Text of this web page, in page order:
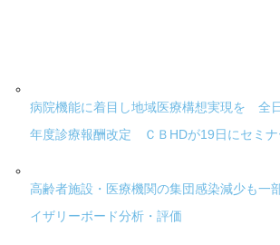
病院機能に着目し地域医療構想実現を 全
年度診療報酬改定 ＣＢHDが19日にセミナ
高齢者施設・医療機関の集団感染減少も一
イザリーボード分析・評価